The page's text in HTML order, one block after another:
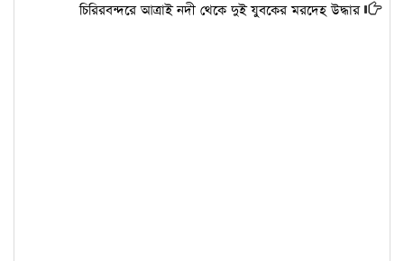
চিরিরবন্দরে আত্রাই নদী থেকে দুই যুবকের মরদেহ উদ্ধার